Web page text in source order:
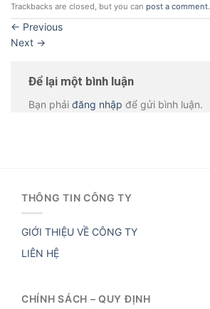
Trackbacks are closed, but you can post a comment.
← Previous
Next →
Để lại một bình luận
Bạn phải đăng nhập để gửi bình luận.
THÔNG TIN CÔNG TY
GIỚI THIỆU VỀ CÔNG TY
LIÊN HỆ
CHÍNH SÁCH – QUY ĐỊNH